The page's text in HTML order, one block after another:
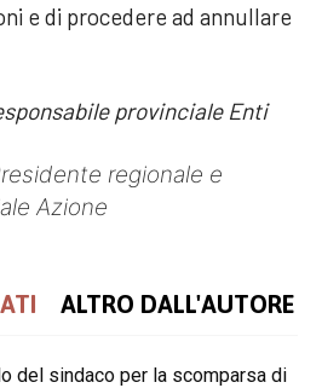
e di procedere ad annullare
provinciale Enti
regionale e
Azione
ALTRO DALL'AUTORE
del sindaco per la scomparsa di